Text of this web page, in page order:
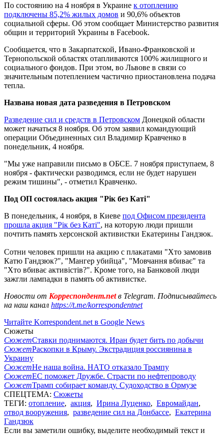
По состоянию на 4 ноября в Украине к отоплению
подключены 85,2% жилых домов и 90,6% объектов
социальной сферы. Об этом сообщает Министерство развития
общин и территорий Украины в Facebook.
Сообщается, что в Закарпатской, Ивано-Франковской и
Тернопольской областях отапливаются 100% жилищного и
социального фондов. При этом, во Львове в связи со
значительным потеплением частично приостановлена ​​подача
тепла.
Названа новая дата разведения в Петровском
Разведение сил и средств в Петровском Донецкой области
может начаться 8 ноября. Об этом заявил командующий
операции Объединенных сил Владимир Кравченко в
понедельник, 4 ноября.
"Мы уже направили письмо в ОБСЕ. 7 ноября приступаем, 8
ноября - фактически разводимся, если не будет нарушен
режим тишины", - отметил Кравченко.
Под ОП состоялась акция "Рік без Каті"
В понедельник, 4 ноября, в Киеве под Офисом президента
прошла акция "Рік без Каті", на которую люди пришли
почтить память херсонской активистки Екатерины Гандзюк.
Сотни человек пришли на акцию с плакатами "Хто замовив
Катю Гандзюк?", "Мангер убийца", "Мовчання вбиває" та
"Хто вбиває активістів?". Кроме того, на Банковой люди
зажгли лампадки в память об активистке.
Новости от Корреспондент.netв Telegram. Подписывайтесь
на наш канал https://t.me/korrespondentnet
Читайте Korrespondent.net в Google News
Сюжеты
СюжетСтавки поднимаются. Иран будет бить по добычи
СюжетРаскопки в Крыму. Экстрадиция россиянина в
Украину
СюжетНе наша война. НАТО отказало Трампу
СюжетЕС поможет Дружбе. Страсти по нефтепроводу
СюжетТрамп собирает команду. Судоходство в Ормузе
СПЕЦТЕМА: Сюжеты
ТЕГИ: отопление, акция, Ирина Луценко, Евромайдан,
отвод вооружения, разведение сил на Донбассе, Екатерина
Гандзюк
Если вы заметили ошибку, выделите необходимый текст и